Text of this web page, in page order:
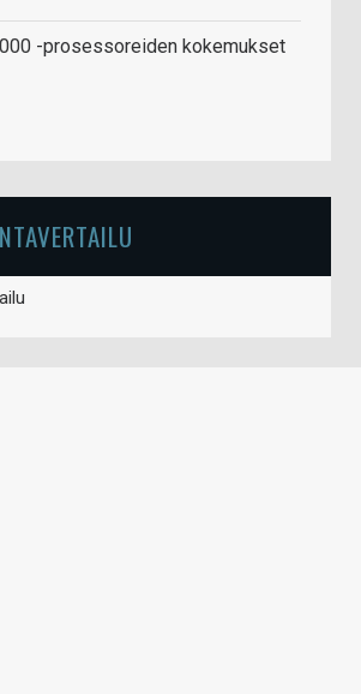
-prosessoreiden kokemukset